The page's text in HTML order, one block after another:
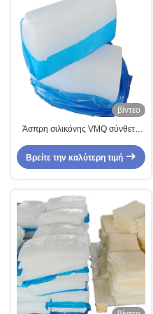
βίντεο
Άσπρη σιλικόνης VMQ σύνθετη
μόνωσης δαχτυλιδιών Odorless
καλή
Βρείτε την καλύτερη τιμή